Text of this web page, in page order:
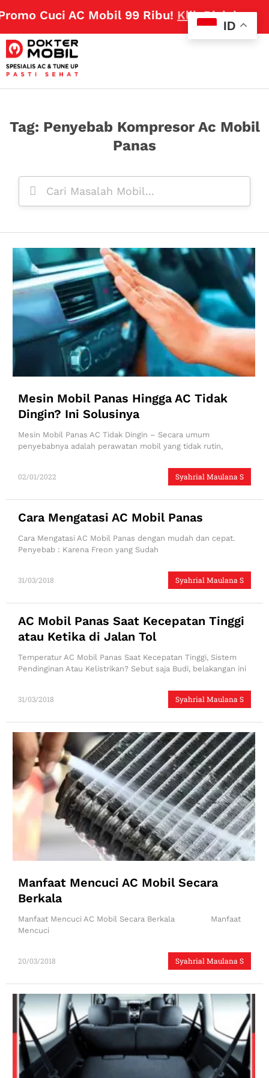
Cuci AC Mobil 99 Ribu!Klik Disini
Tag: Penyebab Kompresor Ac Mobil
Panas
Mesin Mobil Panas Hingga AC Tidak
Dingin? Ini Solusinya
Syahrial Maulana S
02/01/2022
Mesin Mobil Panas AC Tidak Dingin – Secara umum
penyebabnya adalah perawatan mobil yang tidak rutin,
Cara Mengatasi AC Mobil Panas
Syahrial Maulana S
31/03/2018
Cara Mengatasi AC Mobil Panas dengan mudah dan cepat.
Penyebab : Karena Freon yang Sudah
AC Mobil Panas Saat Kecepatan Tinggi
atau Ketika di Jalan Tol
Syahrial Maulana S
31/03/2018
Temperatur AC Mobil Panas Saat Kecepatan Tinggi, Sistem
Pendinginan Atau Kelistrikan? Sebut saja Budi, belakangan ini
Manfaat Mencuci AC Mobil Secara
Berkala
Syahrial Maulana S
20/03/2018
Manfaat Mencuci AC Mobil Secara Berkala Manfaat
Mencuci
ID